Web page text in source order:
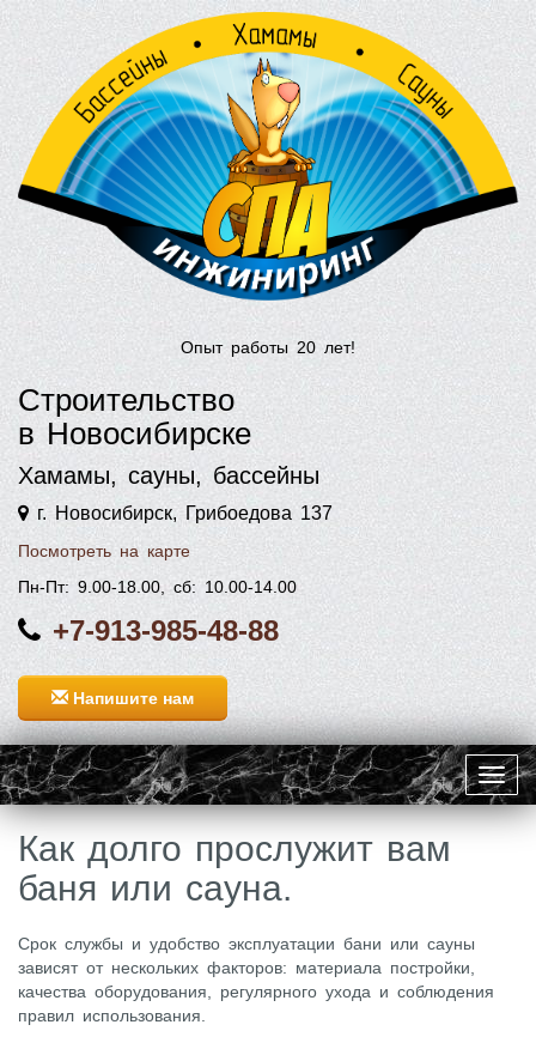
Опыт работы 20 лет!
Строительство
в Новосибирске
Хамамы, сауны, бассейны
г. Новосибирск, Грибоедова 137
Посмотреть на карте
Пн-Пт: 9.00-18.00, сб: 10.00-14.00
+7-913-985-48-88
Напишите нам
Как долго прослужит вам
баня или сауна.
Срок службы и удобство эксплуатации бани или сауны
зависят от нескольких факторов: материала постройки,
качества оборудования, регулярного ухода и соблюдения
правил использования.